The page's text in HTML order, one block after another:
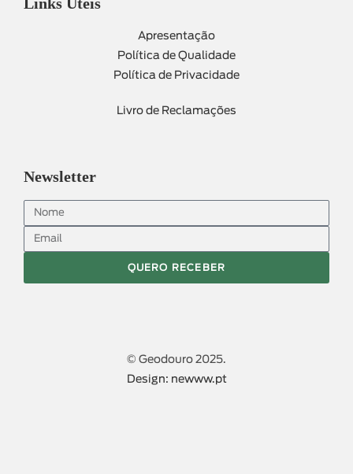
Apresentação
Política de Qualidade
Política de Privacidade
Livro de Reclamações
Newsletter
QUERO RECEBER
© Geodouro 2025.
Design: newww.pt